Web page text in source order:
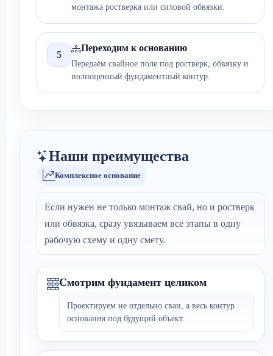
монтажа ростверка или силовой обвязки.
5
Переходим к основанию
Передаём свайное поле под ростверк, обвязку и
полноценный фундаментный контур.
Наши преимущества
Комплексное основание
Если нужен не только монтаж свай, но и ростверк
или обвязка, сразу увязываем все этапы в одну
рабочую схему и одну смету.
Смотрим фундамент целиком
Проектируем не отдельно сваи, а весь контур
основания под будущий объект.